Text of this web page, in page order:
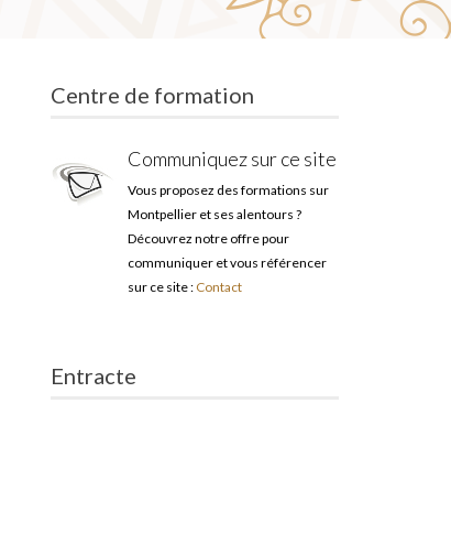
Centre de formation
Communiquez sur ce site
Vous proposez des formations sur
Montpellier et ses alentours ?
Découvrez notre offre pour
communiquer et vous référencer
sur ce site : Contact
Entracte